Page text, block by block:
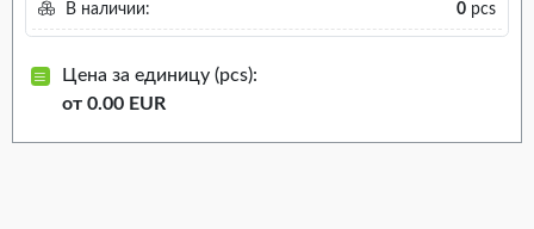
В наличии: 0 pcs
Цена за единицу (pcs):
от 0.00 EUR